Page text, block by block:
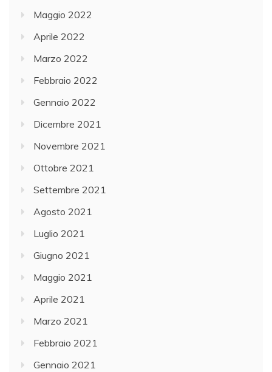
Maggio 2022
Aprile 2022
Marzo 2022
Febbraio 2022
Gennaio 2022
Dicembre 2021
Novembre 2021
Ottobre 2021
Settembre 2021
Agosto 2021
Luglio 2021
Giugno 2021
Maggio 2021
Aprile 2021
Marzo 2021
Febbraio 2021
Gennaio 2021